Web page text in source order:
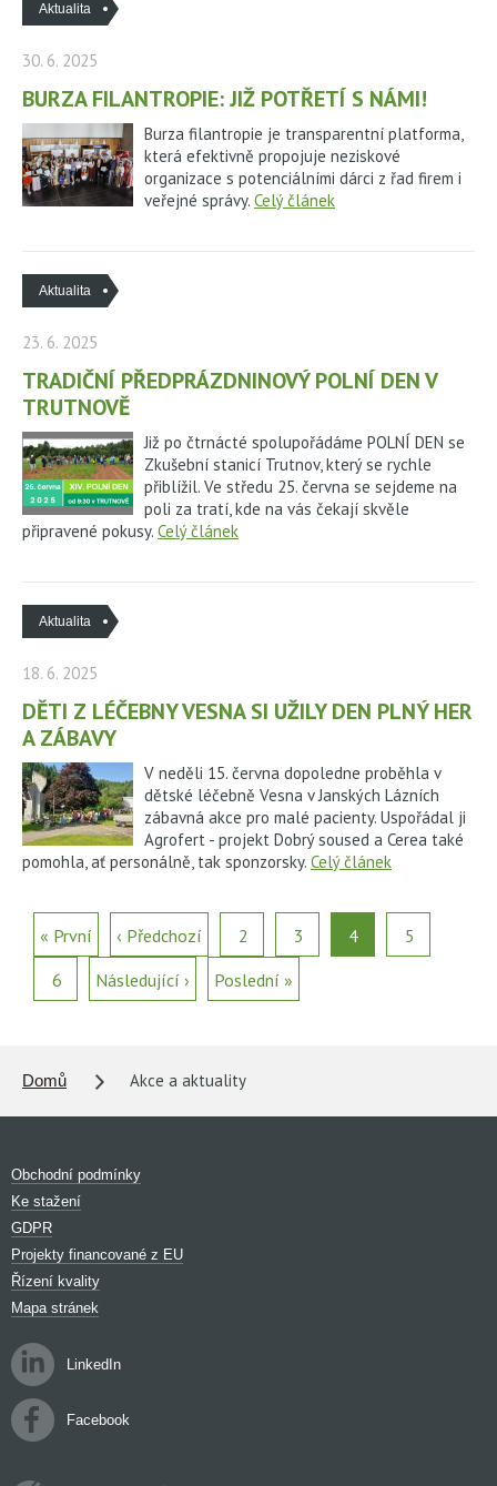
Aktualita
30. 6. 2025
BURZA FILANTROPIE: JIŽ POTŘETÍ S NÁMI!
Burza filantropie je transparentní platforma,
která efektivně propojuje neziskové
organizace s potenciálními dárci z řad firem i
veřejné správy. Celý článek
Aktualita
23. 6. 2025
TRADIČNÍ PŘEDPRÁZDNINOVÝ POLNÍ DEN V
TRUTNOVĚ
Již po čtrnácté spolupořádáme POLNÍ DEN se
Zkušební stanicí Trutnov, který se rychle
přiblížil. Ve středu 25. června se sejdeme na
poli za tratí, kde na vás čekají skvěle
připravené pokusy. Celý článek
Aktualita
18. 6. 2025
DĚTI Z LÉČEBNY VESNA SI UŽILY DEN PLNÝ HER
A ZÁBAVY
V neděli 15. června dopoledne proběhla v
dětské léčebně Vesna v Janských Lázních
zábavná akce pro malé pacienty. Uspořádal ji
Agrofert - projekt Dobrý soused a Cerea také
pomohla, ať personálně, tak sponzorsky. Celý článek
« První ‹ Předchozí 2 3 4
5
6
Následující › Poslední »
Domů Akce a aktuality
Obchodní podmínky
Ke stažení
GDPR
Projekty financované z EU
Řízení kvality
Mapa stránek
LinkedIn
Facebook